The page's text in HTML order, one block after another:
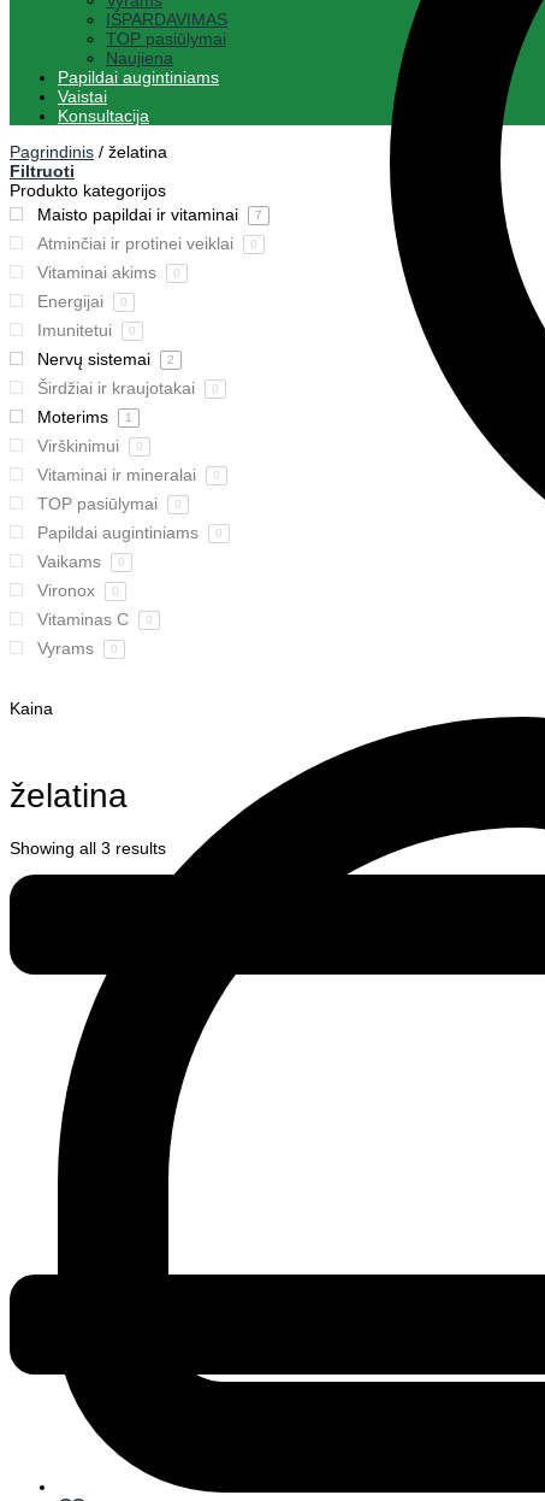
IŠPARDAVIMAS
TOP pasiūlymai
Naujiena
Papildai augintiniams
Vaistai
Konsultacija
Pagrindinis / želatina
Filtruoti
Produkto kategorijos
Maisto papildai ir vitaminai
7
Atminčiai ir protinei veiklai 0
Vitaminai akims 0
Energijai 0
Imunitetui 0
Nervų sistemai 2
Širdžiai ir kraujotakai 0
Moterims 1
Virškinimui 0
Vitaminai ir mineralai 0
TOP pasiūlymai 0
Papildai augintiniams 0
Vaikams 0
Vironox 0
Vitaminas C 0
Vyrams 0
Kaina
želatina
Showing all 3 results